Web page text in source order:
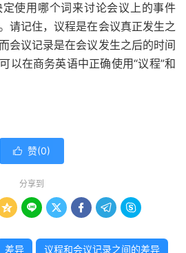
使用哪个词来讨论会议上的事件
请记住，议程是在会议真正发生之
会议记录是在会议发生之后的时间
以在商务英语中正确使用“议程”和
 赞(0)
分享到
     
差异 议程和会议记录之间的差异